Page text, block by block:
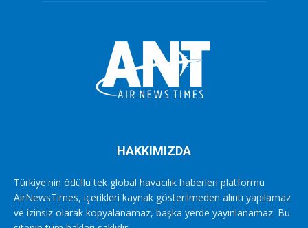
HAKKIMIZDA
Türkiye'nin ödüllü tek global havacılık haberleri platformu
AirNewsTimes, içerikleri kaynak gösterilmeden alıntı yapılamaz
ve izinsiz olarak kopyalanamaz, başka yerde yayınlanamaz. Bu